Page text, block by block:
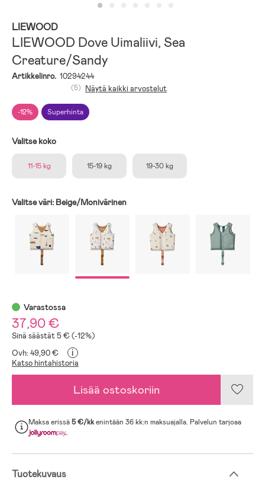
LIEWOOD
LIEWOOD Dove Uimaliivi, Sea
Creature/Sandy
Artikkelinro. 10294244
-12% Superhinta
(5) Näytä kaikki arvostelut
Valitse koko
11-15 kg 15-19 kg 19-30 kg
Valitse väri: Beige/Monivärinen
Varastossa
37,90 €
Sinä säästät 5 € (-12%)
Ovh: 49,90 €
i
Katso hintahistoria
Lisää ostoskoriin
Maksa erissä5 €/kkenintään 36 kk:n maksuajalla. Palvelun tarjoaa
.
Tuotekuvaus